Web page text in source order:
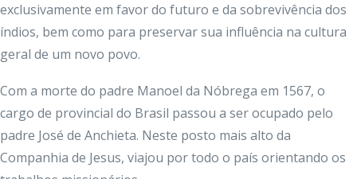
exclusivamente em favor do futuro e da sobrevivência dos
índios, bem como para preservar sua influência na cultura
geral de um novo povo.
Com a morte do padre Manoel da Nóbrega em 1567, o
cargo de provincial do Brasil passou a ser ocupado pelo
padre José de Anchieta. Neste posto mais alto da
Companhia de Jesus, viajou por todo o país orientando os